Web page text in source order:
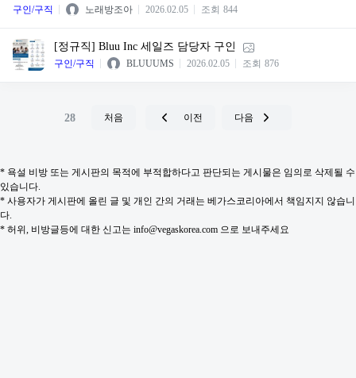
구인/구직 노래방조아 2026.02.05 조회 844
[정규직] Bluu Inc 세일즈 담당자 구인
구인/구직 BLUUUMS 2026.02.05 조회 876
28 처음 이전 다음
* 욕설 비방 또는 게시판의 목적에 부적합하다고 판단되는 게시물은 임의로 삭제될 수
있습니다.
* 사용자가 게시판에 올린 글 및 개인 간의 거래는 베가스코리아에서 책임지지 않습니
다.
* 허위, 비방글등에 대한 신고는 info@vegaskorea.com 으로 보내주세요